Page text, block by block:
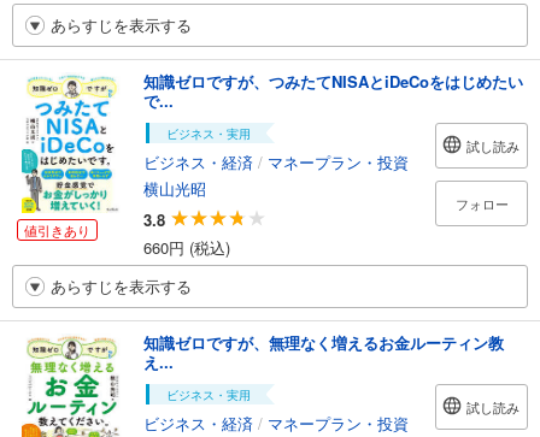
あらすじを表示する
値引きあり
知識ゼロですが、つみたてNISAとiDeCoをはじめたい
で...
ビジネス・実用
ビジネス・経済 / マネープラン・投資
横山光昭
3.8
660円 (税込)
試し読み
フォロー
あらすじを表示する
知識ゼロですが、無理なく増えるお金ルーティン教
え...
ビジネス・実用
ビジネス・経済 / マネープラン・投資
試し読み